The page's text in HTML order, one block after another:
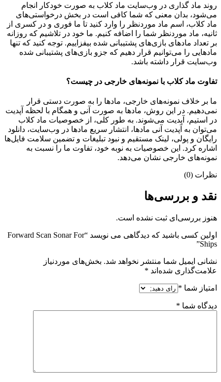
روند ماد گذاری در وب‌سایت ماد کلاب به صورت خودکار انجام
می‌شود، بدان معنی که شما کافی است در بخش درخواستی‌های
ماد کلاب، اسم ماد موردنظر را وارد کنید تا ما فوری و در کسری از
ثانیه، ماد موردنظر شما را اضافه کنیم. ما خود در تلاشیم که روزانه
بر تعداد مادهای بازی‌های پشتیبانی شده بیفزاییم. توجه کنید که تنها
مادهایی را می‌توانیم قرار دهیم که جزو بازی‌های پشتیبانی شده
وب‌سایت قرار داشته باشد.
تفاوت ماد کلاب با نمونه‌های خارجی در چیست؟
ما بر خلاف نمونه‌های خارجی، مادها را به صورت دستی قرار
نمی‌دهیم. در این روش، مادها به صورت آنی و همگام با لحظه آپدیت
در استیم، آپدیت می‌شوند. به طور کلی، از خصوصیات ماد کلاب
می‌‌توان به آپدیت آنی مادها، انتشار سریع مادها در وب‌سایت، دانلود
رایگان و پولی، لینک مستقیم و نبود تبلیغات و تضمین سلامت فایل‌ها
اشاره کرد. این خصوصیات به نوبه خود، تفاوت ما را نسبت به
نمونه‌های خارجی نشان می‌دهد.
نظرات (0)
نقد و بررسی‌ها
هنوز بررسی‌ای ثبت نشده است.
اولین کسی باشید که دیدگاهی می نویسد “Forward Scan Sonar For
Ships”
نشانی ایمیل شما منتشر نخواهد شد. بخش‌های موردنیاز
علامت‌گذاری شده‌اند *
امتیاز شما *
دیدگاه شما *